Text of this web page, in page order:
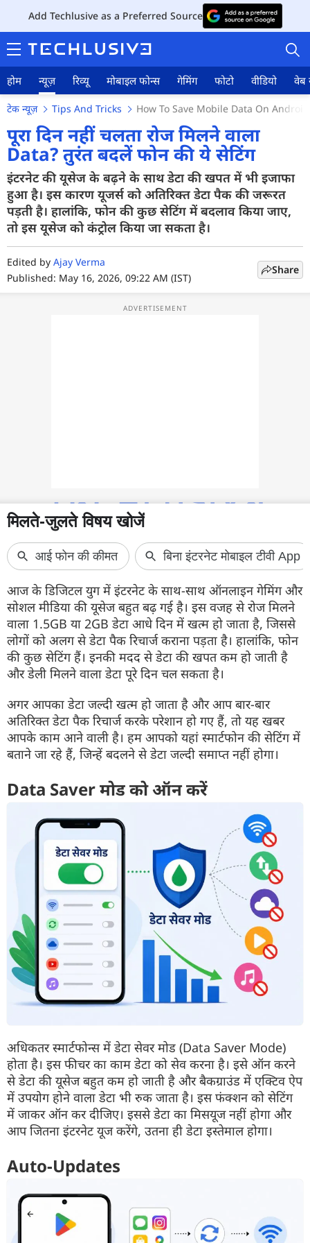
Add Techlusive as a Preferred Source
होम न्यूज़ रिव्यू मोबाइल फोन्स गेमिंग फोटो वीडियो वेब
होम
न्यूज़
रिव्यू
मोबाइल फोन्स
गेमिंग
टेक न्यूज़ Tips And Tricks How To Save Mobile Data On
पूरा दिन नहीं चलता रोज मिलने वाला
Data? तुरंत बदलें फोन की ये सेटिंग
इंटरनेट की यूसेज के बढ़ने के साथ डेटा की खपत में भी इजाफा
हुआ है। इस कारण यूजर्स को अतिरिक्त डेटा पैक की जरूरत
पड़ती है। हालांकि, फोन की कुछ सेटिंग में बदलाव किया जाए,
तो इस यूसेज को कंट्रोल किया जा सकता है।
Edited by Ajay Verma
Published: May 16, 2026, 09:22 AM (IST)
Share
आज के डिजिटल युग में इंटरनेट के साथ-साथ ऑनलाइन गेमिंग और
सोशल मीडिया की यूसेज बहुत बढ़ गई है। इस वजह से रोज मिलने
वाला 1.5GB या 2GB डेटा आधे दिन में खत्म हो जाता है, जिससे
लोगों को अलग से डेटा पैक रिचार्ज कराना पड़ता है। हालांकि, फोन
की कुछ सेटिंग हैं। इनकी मदद से डेटा की खपत कम हो जाती है
और डेली मिलने वाला डेटा पूरे दिन चल सकता है।
अगर आपका डेटा जल्दी खत्म हो जाता है और आप बार-बार
अतिरिक्त डेटा पैक रिचार्ज करके परेशान हो गए हैं, तो यह खबर
आपके काम आने वाली है। हम आपको यहां स्मार्टफोन की सेटिंग में
बताने जा रहे हैं, जिन्हें बदलने से डेटा जल्दी समाप्त नहीं होगा।
Data Saver मोड को ऑन करें
अधिकतर स्मार्टफोन्स में डेटा सेवर मोड (Data Saver Mode)
होता है। इस फीचर का काम डेटा को सेव करना है। इसे ऑन करने
से डेटा की यूसेज बहुत कम हो जाती है और बैकग्राउंड में एक्टिव ऐप
में उपयोग होने वाला डेटा भी रुक जाता है। इस फंक्शन को सेटिंग
में जाकर ऑन कर दीजिए। इससे डेटा का मिसयूज नहीं होगा और
आप जितना इंटरनेट यूज करेंगे, उतना ही डेटा इस्तेमाल होगा।
Auto-Updates